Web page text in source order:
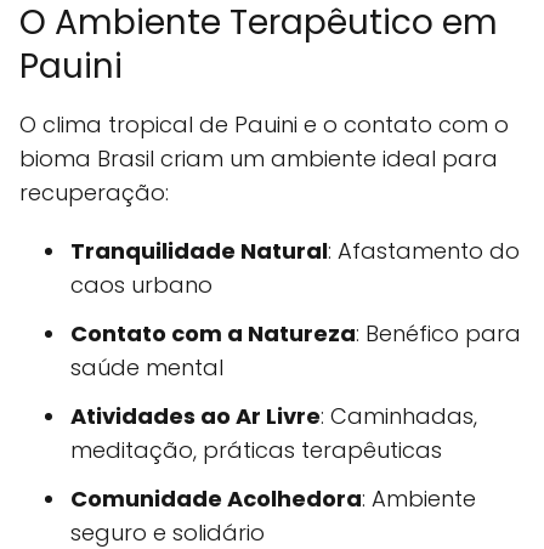
O Ambiente Terapêutico em
Pauini
O clima tropical de Pauini e o contato com o
bioma Brasil criam um ambiente ideal para
recuperação:
Tranquilidade Natural: Afastamento do
caos urbano
Contato com a Natureza: Benéfico para
saúde mental
Atividades ao Ar Livre: Caminhadas,
meditação, práticas terapêuticas
Comunidade Acolhedora: Ambiente
seguro e solidário